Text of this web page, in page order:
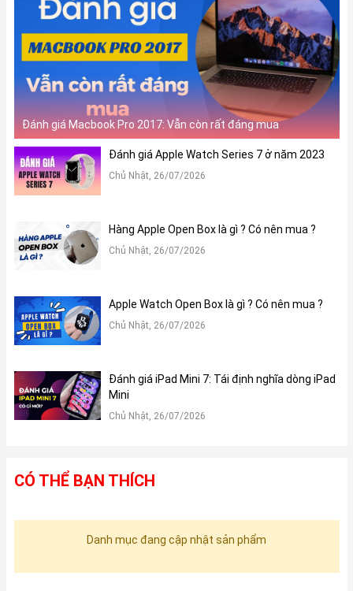
Đánh giá Macbook Pro 2017: Vẫn còn rất đáng mua
Đánh giá Apple Watch Series 7 ở năm 2023
Chủ Nhật, 26/07/2026
Hàng Apple Open Box là gì ? Có nên mua ?
Chủ Nhật, 26/07/2026
Apple Watch Open Box là gì ? Có nên mua ?
Chủ Nhật, 26/07/2026
Đánh giá iPad Mini 7: Tái định nghĩa dòng iPad
Mini
Chủ Nhật, 26/07/2026
CÓ THỂ BẠN THÍCH
Danh mục đang cập nhật sản phẩm